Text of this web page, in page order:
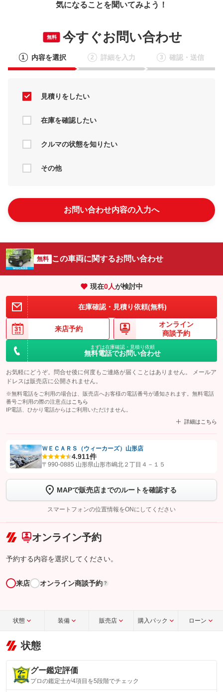
気になることを聞いてみよう！
無料 今すぐお問い合わせ
1 内容を選択 2 詳細を入力 3 確認・送信
見積りをしたい
在庫を確認したい
クルマの状態を知りたい
その他
お問い合わせ内容の入力へ
無料 この車両に関するお問い合わせ
現在0人が検討中
在庫確認・見積り依頼(無料)
来店予約
オンライン
商談予約
まずは在庫確認・見積り依頼
無料電話でお問い合わせ
お気軽にどうぞ。問合せ後に何度もご連絡が届くことはありません。 メールア
ドレスは販売店に公開されません。
※無料電話をご利用の場合は、販売店へお客様の電話番号が通知されます。無料電話
番号ご利用の際の注意点は こちら
IP電話、ひかり電話からはご利用いただけません。
詳細はこちら
【STEP1】認証画面でグーネットを友だち追加してから「許可する」ボタンを押
トーク画面で
ボタンをタップして問い合わせを
完了してください。
こちら
ＷＥＣＡＲＳ（ウィーカーズ）山形店
4.911件
〒990-0885 山形県山形市嶋北２丁目４－１５
MAPで販売店までのルートを確認する
スマートフォンの位置情報をONにしてください
オンライン予約
予約する内容を選択してください。
来店 オンライン商談予約 ?
状態 装備 販売店 購入パック ローン
状態
グー鑑定評価
プロの鑑定士が4項目を5段階でチェック